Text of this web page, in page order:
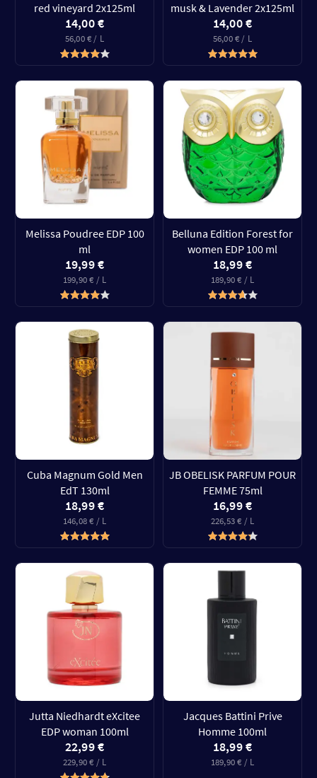
red vineyard 2x125ml
14,00 €
56,00 € / L
musk & Lavender 2x125ml
14,00 €
56,00 € / L
Melissa Poudree EDP 100
ml
19,99 €
199,90 € / L
Belluna Edition Forest for
women EDP 100 ml
18,99 €
189,90 € / L
Cuba Magnum Gold Men
EdT 130ml
18,99 €
146,08 € / L
JB OBELISK PARFUM POUR
FEMME 75ml
16,99 €
226,53 € / L
Jutta Niedhardt eXcitee
EDP woman 100ml
22,99 €
229,90 € / L
Jacques Battini Prive
Homme 100ml
18,99 €
189,90 € / L